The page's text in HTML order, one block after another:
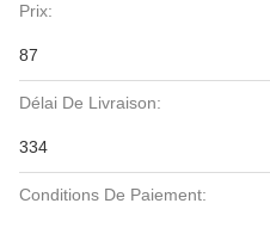
Prix:
87
Délai De Livraison:
334
Conditions De Paiement: